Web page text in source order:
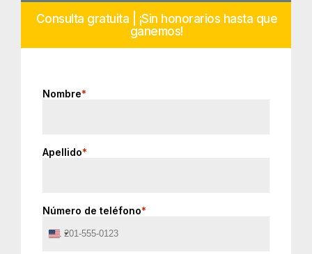
Consulta gratuita | ¡Sin honorarios hasta que
ganemos!
Nombre*
Apellido*
Número de teléfono*
United